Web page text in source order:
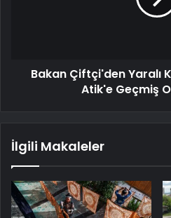
Bakan Çiftçi'den Yaralı
Atik'e Geçmiş
İlgili Makaleler